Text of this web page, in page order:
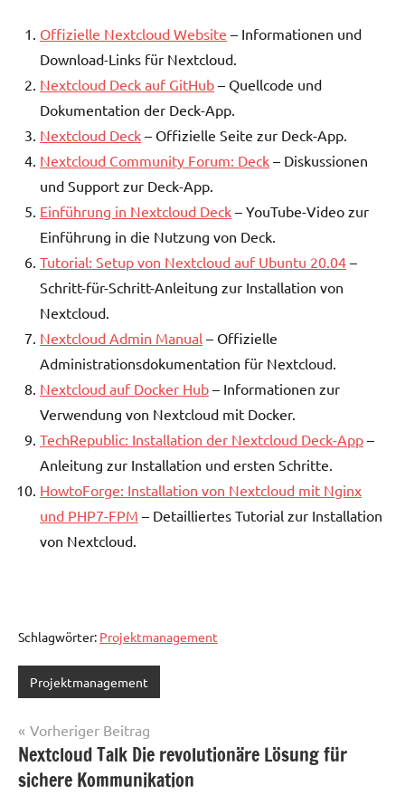
Offizielle Nextcloud Website – Informationen und
Download-Links für Nextcloud.
Nextcloud Deck auf GitHub – Quellcode und
Dokumentation der Deck-App.
Nextcloud Deck – Offizielle Seite zur Deck-App.
Nextcloud Community Forum: Deck – Diskussionen
und Support zur Deck-App.
Einführung in Nextcloud Deck – YouTube-Video zur
Einführung in die Nutzung von Deck.
Tutorial: Setup von Nextcloud auf Ubuntu 20.04 –
Schritt-für-Schritt-Anleitung zur Installation von
Nextcloud.
Nextcloud Admin Manual – Offizielle
Administrationsdokumentation für Nextcloud.
Nextcloud auf Docker Hub – Informationen zur
Verwendung von Nextcloud mit Docker.
TechRepublic: Installation der Nextcloud Deck-App –
Anleitung zur Installation und ersten Schritte.
HowtoForge: Installation von Nextcloud mit Nginx
und PHP7-FPM – Detailliertes Tutorial zur Installation
von Nextcloud.
Schlagwörter: Projektmanagement
Projektmanagement
Beitragsnavigation
Vorheriger Beitrag
Nextcloud Talk Die revolutionäre Lösung für
sichere Kommunikation